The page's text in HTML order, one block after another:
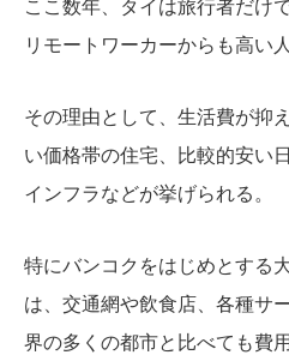
ここ数年、タイは旅行者だけ
リモートワーカーからも高い
その理由として、生活費が抑
い価格帯の住宅、比較的安い
インフラなどが挙げられる。
特にバンコクをはじめとする
は、交通網や飲食店、各種サ
界の多くの都市と比べても費